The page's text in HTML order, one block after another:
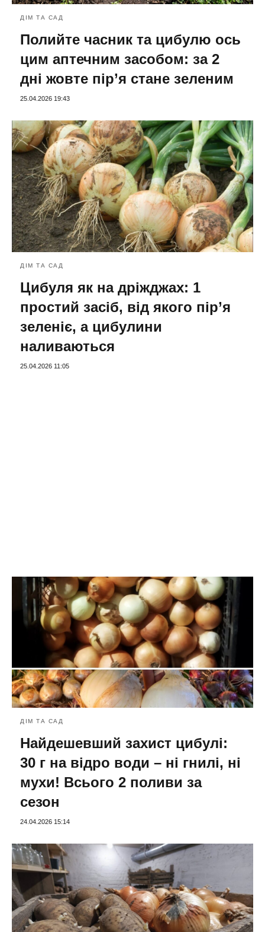
ДІМ ТА САД
Полийте часник та цибулю ось
цим аптечним засобом: за 2
дні жовте пір’я стане зеленим
25.04.2026 19:43
ДІМ ТА САД
Цибуля як на дріжджах: 1
простий засіб, від якого пір’я
зеленіє, а цибулини
наливаються
25.04.2026 11:05
ДІМ ТА САД
Найдешевший захист цибулі:
30 г на відро води – ні гнилі, ні
мухи! Всього 2 поливи за
сезон
24.04.2026 15:14